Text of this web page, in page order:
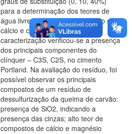
para a determinação dos teores de
água livre e combinada, hidróxido de
cálcio e carbonato de cálcio. Na
caracterização verificou-se a presença
dos principais componentes do
clínquer – C3S, C2S, no cimento
Portland. Na avaliação do resíduo, foi
possível observar os principais
compostos de um resíduo de
dessulfurização da queima de carvão:
presença de SiO2, indicando a
presença das cinzas; alto teor de
compostos de cálcio e magnésio